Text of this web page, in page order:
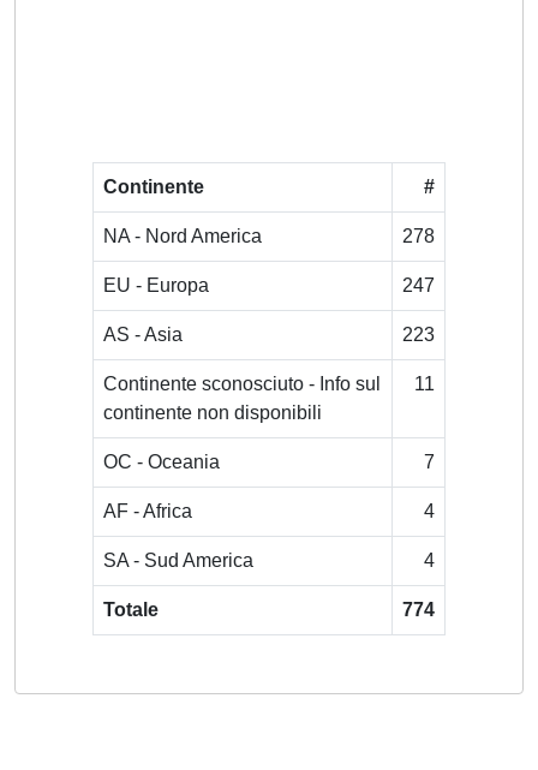
Continente #
NA - Nord America 278
EU - Europa 247
AS - Asia 223
Continente sconosciuto - Info sul
continente non disponibili
11
OC - Oceania 7
AF - Africa 4
SA - Sud America 4
Totale 774